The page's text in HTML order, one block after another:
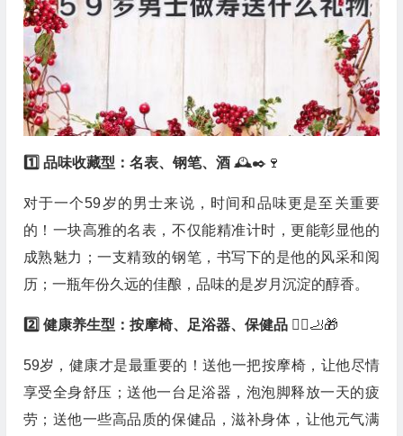
1️⃣ 品味收藏型：名表、钢笔、酒 🕰✒️🍷
对于一个59岁的男士来说，时间和品味更是至关重要
的！一块高雅的名表，不仅能精准计时，更能彰显他的
成熟魅力；一支精致的钢笔，书写下的是他的风采和阅
历；一瓶年份久远的佳酿，品味的是岁月沉淀的醇香。
2️⃣ 健康养生型：按摩椅、足浴器、保健品 💆‍♂️🦶🎁
59岁，健康才是最重要的！送他一把按摩椅，让他尽情
享受全身舒压；送他一台足浴器，泡泡脚释放一天的疲
劳；送他一些高品质的保健品，滋补身体，让他元气满